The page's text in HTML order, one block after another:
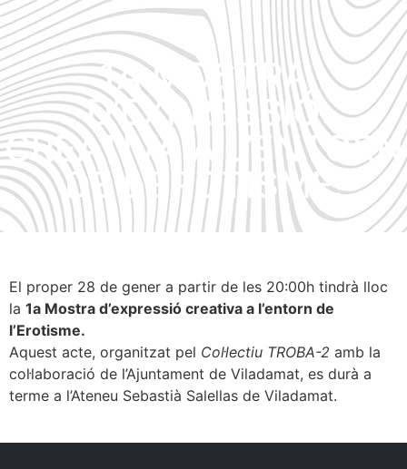
1A MOSTRA
D’EXPRESSIÓ
CREATIVA A L’ENTORN
DE L’EROTISME.
El proper 28 de gener a partir de les 20:00h tindrà lloc
la 1a Mostra d’expressió creativa a l’entorn de
l’Erotisme.
Aquest acte, organitzat pel Col·lectiu TROBA-2 amb la
col·laboració de l’Ajuntament de Viladamat, es durà a
terme a l’Ateneu Sebastià Salellas de Viladamat.